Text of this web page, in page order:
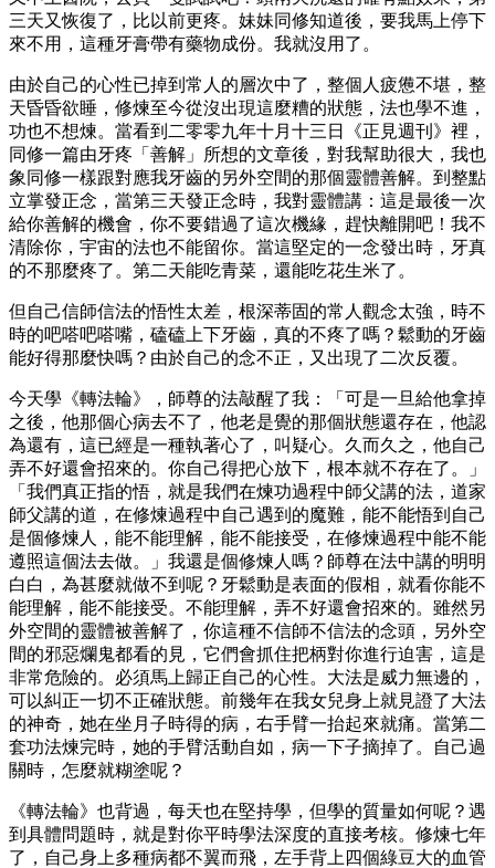
三天又恢復了，比以前更疼。妹妹同修知道後，要我馬上停下
來不用，這種牙膏帶有藥物成份。我就沒用了。
由於自己的心性已掉到常人的層次中了，整個人疲憊不堪，整
天昏昏欲睡，修煉至今從沒出現這麼糟的狀態，法也學不進，
功也不想煉。當看到二零零九年十月十三日《正見週刊》裡，
同修一篇由牙疼「善解」所想的文章後，對我幫助很大，我也
象同修一樣跟對應我牙齒的另外空間的那個靈體善解。到整點
立掌發正念，當第三天發正念時，我對靈體講：這是最後一次
給你善解的機會，你不要錯過了這次機緣，趕快離開吧！我不
清除你，宇宙的法也不能留你。當這堅定的一念發出時，牙真
的不那麼疼了。第二天能吃青菜，還能吃花生米了。
但自己信師信法的悟性太差，根深蒂固的常人觀念太強，時不
時的吧嗒吧嗒嘴，磕磕上下牙齒，真的不疼了嗎？鬆動的牙齒
能好得那麼快嗎？由於自己的念不正，又出現了二次反覆。
今天學《轉法輪》，師尊的法敲醒了我：「可是一旦給他拿掉
之後，他那個心病去不了，他老是覺的那個狀態還存在，他認
為還有，這已經是一種執著心了，叫疑心。久而久之，他自己
弄不好還會招來的。你自己得把心放下，根本就不存在了。」
「我們真正指的悟，就是我們在煉功過程中師父講的法，道家
師父講的道，在修煉過程中自己遇到的魔難，能不能悟到自己
是個修煉人，能不能理解，能不能接受，在修煉過程中能不能
遵照這個法去做。」我還是個修煉人嗎？師尊在法中講的明明
白白，為甚麼就做不到呢？牙鬆動是表面的假相，就看你能不
能理解，能不能接受。不能理解，弄不好還會招來的。雖然另
外空間的靈體被善解了，你這種不信師不信法的念頭，另外空
間的邪惡爛鬼都看的見，它們會抓住把柄對你進行迫害，這是
非常危險的。必須馬上歸正自己的心性。大法是威力無邊的，
可以糾正一切不正確狀態。前幾年在我女兒身上就見證了大法
的神奇，她在坐月子時得的病，右手臂一抬起來就痛。當第二
套功法煉完時，她的手臂活動自如，病一下子摘掉了。自己過
關時，怎麼就糊塗呢？
《轉法輪》也背過，每天也在堅持學，但學的質量如何呢？遇
到具體問題時，就是對你平時學法深度的直接考核。修煉七年
了，自己身上多種病都不翼而飛，左手背上四個綠豆大的血管